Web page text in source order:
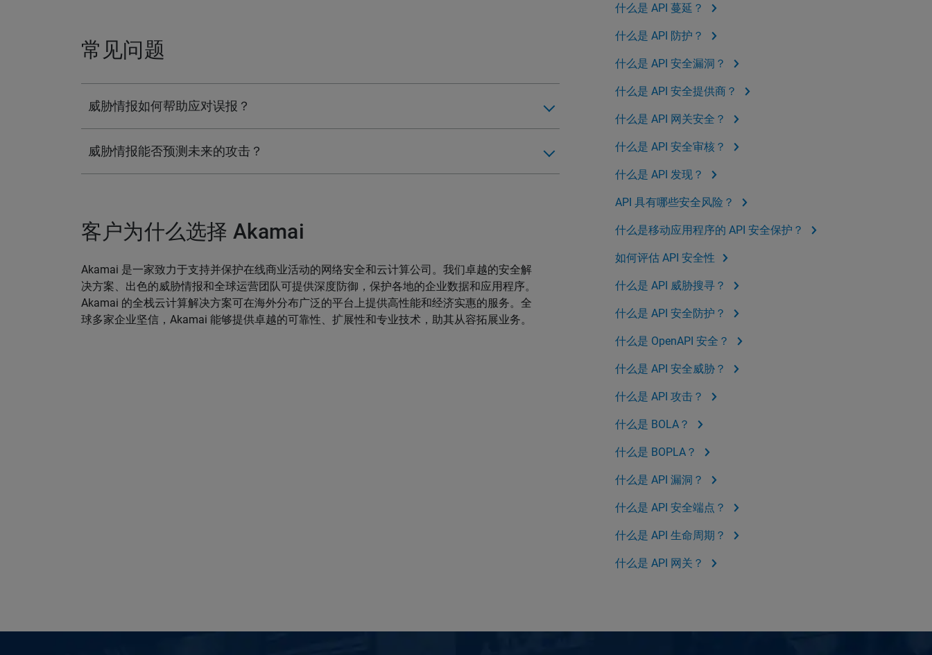
常见问题
威胁情报如何帮助应对误报？
威胁情报能否预测未来的攻击？
客户为什么选择 Akamai
Akamai 是一家致力于支持并保护在线商业活动的网络安全和云计算公司。我们卓越的安全解
决方案、出色的威胁情报和全球运营团队可提供深度防御，保护各地的企业数据和应用程序。
Akamai 的全栈云计算解决方案可在海外分布广泛的平台上提供高性能和经济实惠的服务。全
球多家企业坚信，Akamai 能够提供卓越的可靠性、扩展性和专业技术，助其从容拓展业务。
什么是 API 蔓延？
什么是 API 防护？
什么是 API 安全漏洞？
什么是 API 安全提供商？
什么是 API 网关安全？
什么是 API 安全审核？
什么是 API 发现？
API 具有哪些安全风险？
什么是移动应用程序的 API 安全保护？
如何评估 API 安全性
什么是 API 威胁搜寻？
什么是 API 安全防护？
什么是 OpenAPI 安全？
什么是 API 安全威胁？
什么是 API 攻击？
什么是 BOLA？
什么是 BOPLA？
什么是 API 漏洞？
什么是 API 安全端点？
什么是 API 生命周期？
什么是 API 网关？